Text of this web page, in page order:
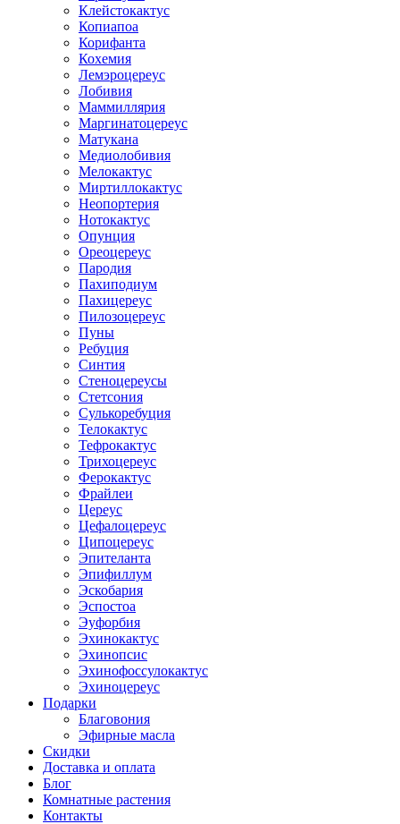
Клейстокактус
Копиапоа
Корифанта
Кохемия
Лемэроцереус
Лобивия
Маммиллярия
Маргинатоцереус
Матукана
Медиолобивия
Мелокактус
Миртиллокактус
Неопортерия
Нотокактус
Опунция
Ореоцереус
Пародия
Пахиподиум
Пахицереус
Пилозоцереус
Пуны
Ребуция
Синтия
Стеноцереусы
Стетсония
Сулькоребуция
Телокактус
Тефрокактус
Трихоцереус
Ферокактус
Фрайлеи
Цереус
Цефалоцереус
Ципоцереус
Эпителанта
Эпифиллум
Эскобария
Эспостоа
Эуфорбия
Эхинокактус
Эхинопсис
Эхинофоссулокактус
Эхиноцереус
Подарки
Благовония
Эфирные масла
Скидки
Доставка и оплата
Блог
Комнатные растения
Контакты